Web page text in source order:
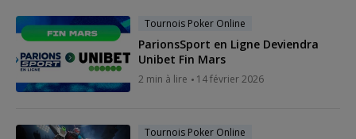
Tournois Poker Online
ParionsSport en Ligne Deviendra
Unibet Fin Mars
2 min à lire 14 février 2026
Tournois Poker Online